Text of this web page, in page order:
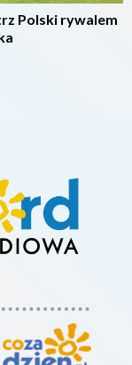
Polski rywalem